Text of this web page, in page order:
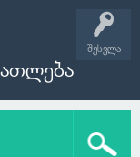
შესვლა